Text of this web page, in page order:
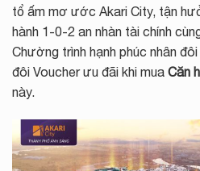
tổ ấm mơ ước Akari City, tận
hành 1-0-2 an nhàn tài chính
Chường trình hạnh phúc nhân
đôi Voucher ưu đãi khi mua Căn
này.